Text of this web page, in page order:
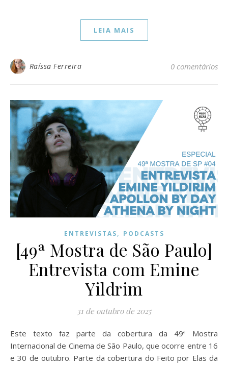
LEIA MAIS
Raíssa Ferreira 0 comentários
ENTREVISTAS, PODCASTS
[49ª Mostra de São Paulo]
Entrevista com Emine
Yildrim
31 de outubro de 2025
Este texto faz parte da cobertura da 49ª Mostra
Internacional de Cinema de São Paulo, que ocorre entre 16
e 30 de outubro. Parte da cobertura do Feito por Elas da